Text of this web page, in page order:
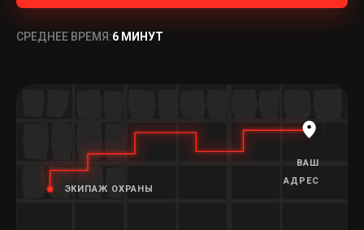
СРЕДНЕЕ ВРЕМЯ:6 МИНУТ
ЭКИПАЖ ОХРАНЫ
ВАШ
АДРЕС